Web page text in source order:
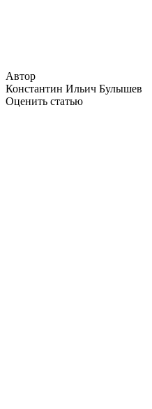
Автор
Константин Ильич Булышев
Оценить статью